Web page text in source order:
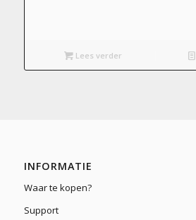
Lees verder
INFORMATIE
Waar te kopen?
Support